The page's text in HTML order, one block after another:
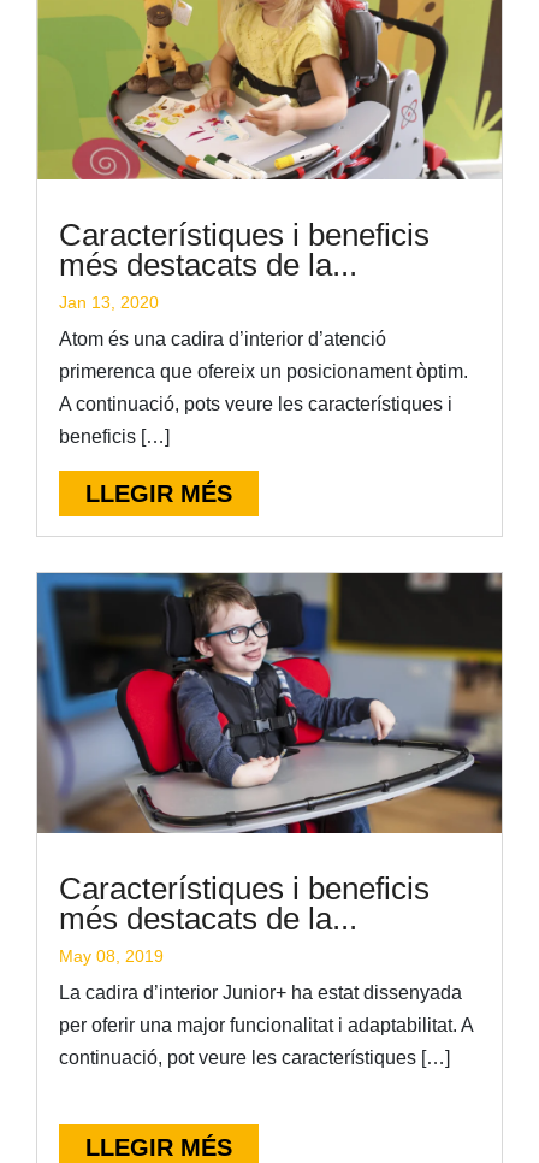
Característiques i beneficis
més destacats de la...
Jan 13, 2020
Atom és una cadira d’interior d’atenció
primerenca que ofereix un posicionament òptim.
A continuació, pots veure les característiques i
beneficis […]
LLEGIR MÉS
Característiques i beneficis
més destacats de la...
May 08, 2019
La cadira d’interior Junior+ ha estat dissenyada
per oferir una major funcionalitat i adaptabilitat. A
continuació, pot veure les característiques […]
LLEGIR MÉS